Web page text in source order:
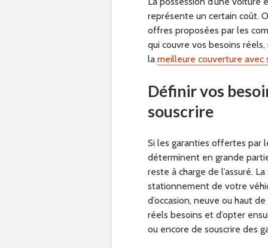
représente un certain coût.
offres proposées par les
qui couvre vos besoins
la meilleure couverture avec
Définir vos
souscrire
Si les garanties offertes par
déterminent en grande
reste à charge de l’assuré.
stationnement de votre
d’occasion, neuve ou haut
réels besoins et d’opter
ou encore de souscrire des